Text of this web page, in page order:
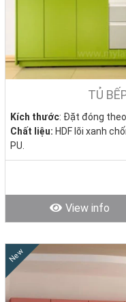
Kệ bếp, tủ bếp chữ L, chữ
Tất cả đều được thiết kế
chuẩn xưởng và báo giá
Bảng Báo Giá Thi
TỦ
Kích thước: Đặt đóng
Chất liệu: HDF lõi xanh
PU.
Giá bán:0đ
: Hàng mới -
View info
New